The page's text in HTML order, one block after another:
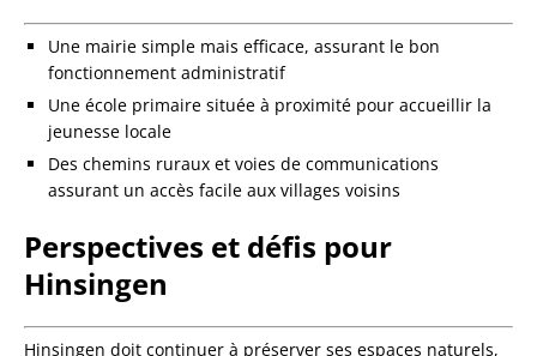
Une mairie simple mais efficace, assurant le bon
fonctionnement administratif
Une école primaire située à proximité pour accueillir la
jeunesse locale
Des chemins ruraux et voies de communications
assurant un accès facile aux villages voisins
Perspectives et défis pour
Hinsingen
Hinsingen doit continuer à préserver ses espaces naturels,